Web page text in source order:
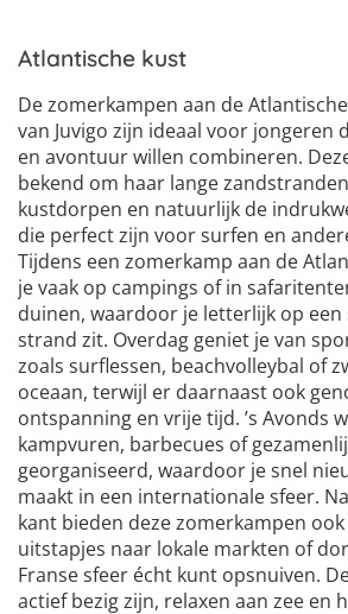
Atlantische kust
De zomerkampen aan de
van Juvigo zijn ideaal voor jongeren
en avontuur willen combineren.
bekend om haar lange
kustdorpen en natuurlijk de
die perfect zijn voor surfen en
Tijdens een zomerkamp aan de
je vaak op campings of in
duinen, waardoor je letterlijk op
strand zit. Overdag geniet je van
zoals surflessen, beachvolleybal of
oceaan, terwijl er daarnaast ook
ontspanning en vrije tijd. ’s Avonds
kampvuren, barbecues of
georganiseerd, waardoor je snel
maakt in een internationale sfeer.
kant bieden deze zomerkampen
uitstapjes naar lokale markten of
Franse sfeer écht kunt opsnuiven.
actief bezig zijn, relaxen aan zee en